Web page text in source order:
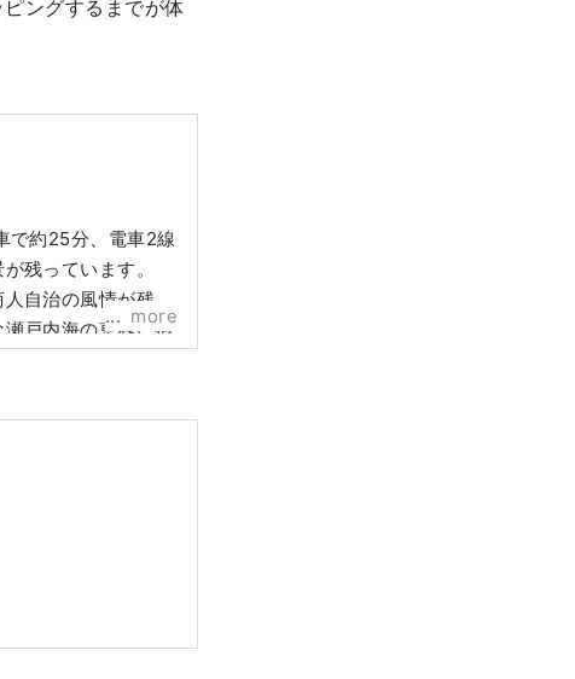
ングするまでが体
で約25分、電車2線
残っています。
自治の風情が残る
戸内海の恵みに抱
モノやコトがあふ
more